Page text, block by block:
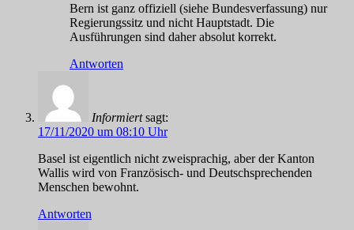
Bern ist ganz offiziell (siehe Bundesverfassung) nur
Regierungssitz und nicht Hauptstadt. Die
Ausführungen sind daher absolut korrekt.
Antworten
Informiert sagt:
17/11/2020 um 08:10 Uhr
Basel ist eigentlich nicht zweisprachig, aber der Kanton
Wallis wird von Französisch- und Deutschsprechenden
Menschen bewohnt.
Antworten